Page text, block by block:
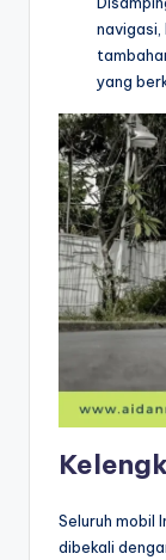
navigasi,
yang
Seluruh mobil
dibekali